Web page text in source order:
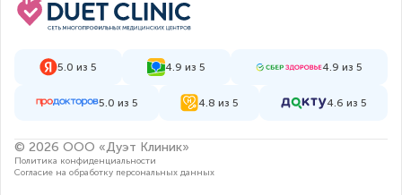
5.0 из 5 4.9 из 5 4.9 из 5
5.0 из 5 4.8 из 5 4.6 из 5
© 2026 ООО «Дуэт Клиник»
Политика конфиденциальности
Согласие на обработку персональных данных